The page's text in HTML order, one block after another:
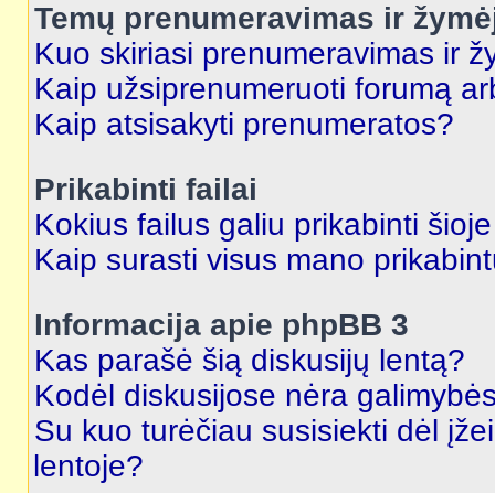
Temų prenumeravimas ir
Kuo skiriasi prenumeravimas ir
Kaip užsiprenumeruoti forumą
Kaip atsisakyti prenumeratos?
Prikabinti failai
Kokius failus galiu prikabinti
Kaip surasti visus mano
Informacija apie phpBB 3
Kas parašė šią diskusijų lentą?
Kodėl diskusijose nėra
Su kuo turėčiau susisiekti dėl
lentoje?